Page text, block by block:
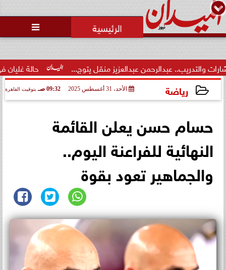

حالة غليان في نادي الشيخ زايد: عبدالعزيز منقل يتوج...
رياضة الأحد، 31 أغسطس 2025 09:32 صـ بتوقيت القاهرة
حسام حسن يعلن القائمة
النهائية للفراعنة اليوم..
والجماهير تعود بقوة
رئيس منيا القمح بالشرقية: تبذل
جهوداً مكثفة لتحسين الخدمات